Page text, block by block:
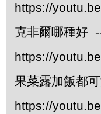
https://
克非爾哪種好
https://
果菜露加飯都
https://